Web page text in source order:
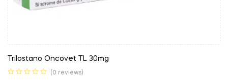
Trilostano Oncovet TL 30mg
(0 reviews)